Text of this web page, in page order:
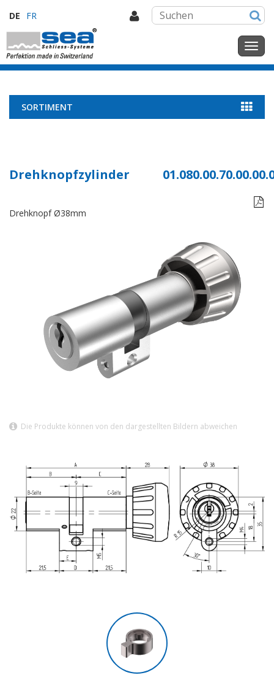
DE FR
SORTIMENT
Drehknopfzylinder

Drehknopf Ø38mm
Die Produkte können von den dargestellten Bildern abweichen